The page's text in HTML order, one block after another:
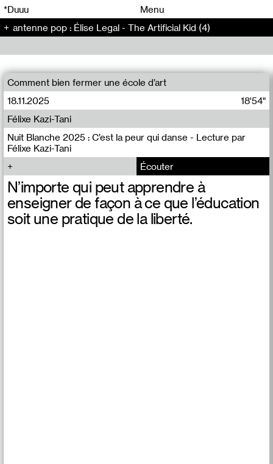
*Duuu
Menu
antenne pop : Élise Legal - The Artificial Kid (4)
Comment bien fermer une école d’art
18.11.2025
18'54"
Nuit Blanche 2025 : C’est la peur qui danse - Lecture par
Félixe Kazi-Tani
Félixe Kazi-Tani
Écouter
N’importe qui peut apprendre à
enseigner de façon à ce que l’éducation
soit une pratique de la liberté.
00 00
00 00